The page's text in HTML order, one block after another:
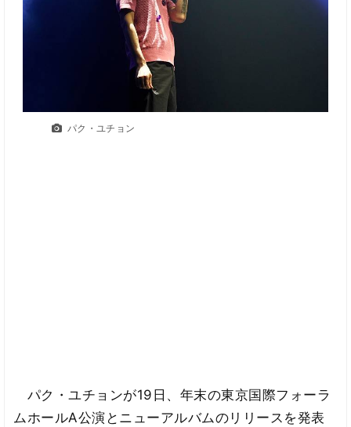
パク・ユチョン
パク・ユチョンが19日、年末の東京国際フォーラ
ムホールA公演とニューアルバムのリリースを発表